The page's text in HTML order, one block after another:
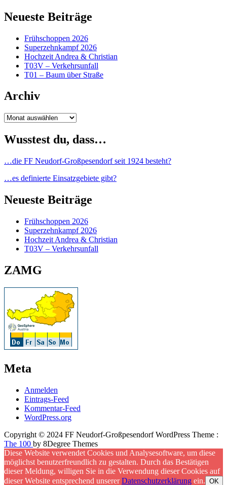
Neueste Beiträge
Frühschoppen 2026
Superzehnkampf 2026
Hochzeit Andrea & Christian
T03V – Verkehrsunfall
T01 – Baum über Straße
Archiv
Archiv
Wusstest du, dass…
…die FF Neudorf-Großpesendorf seit 1924 besteht?
…es definierte Einsatzgebiete gibt?
Neueste Beiträge
Frühschoppen 2026
Superzehnkampf 2026
Hochzeit Andrea & Christian
T03V – Verkehrsunfall
ZAMG
Meta
Anmelden
Eintrags-Feed
Kommentar-Feed
WordPress.org
Copyright © 2024 FF Neudorf-Großpesendorf WordPress Theme :
The 100 by 8Degree Themes
Diese Website verwendet Cookies und Analysesoftware, um diese
möglichst benutzerfreundlich zu gestalten. Durch das Bestätigen
dieser Meldung, willigen Sie in die Verwendung dieser Cookies auf
dieser Website entsprechend unsererDatenschutzerklärung ein. OK